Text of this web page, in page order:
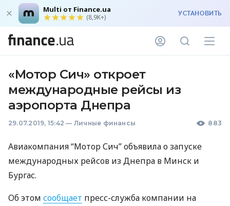
Multi от Finance.ua
(8,9K+) УСТАНОВИТЬ
«Мотор Сич» откроет
международные рейсы из
аэропорта Днепра
29.07.2019, 15:42 — Личные финансы 883
Авиакомпания “Мотор Сич” объявила о запуске
международных рейсов из Днепра в Минск и
Бургас.
Об этом сообщает пресс-служба компании на